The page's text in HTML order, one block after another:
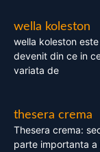
wella koleston
wella koleston
devenit din ce in
variata de
thesera crema
Thesera crema:
parte importanta